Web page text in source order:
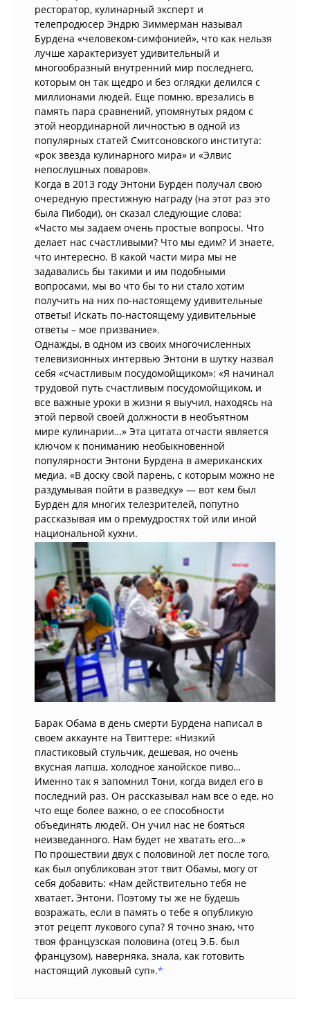
ресторатор, кулинарный эксперт и
телепродюсер Эндрю Зиммерман называл
Бурдена «человеком-симфонией», что как нельзя
лучше характеризует удивительный и
многообразный внутренний мир последнего,
которым он так щедро и без оглядки делился с
миллионами людей. Еще помню, врезались в
память пара сравнений, упомянутых рядом с
этой неординарной личностью в одной из
популярных статей Смитсоновского института:
«рок звезда кулинарного мира» и «Элвис
непослушных поваров».
Когда в 2013 году Энтони Бурден получал свою
очередную престижную награду (на этот раз это
была Пибоди), он сказал следующие слова:
«Часто мы задаем очень простые вопросы. Что
делает нас счастливыми? Что мы едим? И знаете,
что интересно. В какой части мира мы не
задавались бы такими и им подобными
вопросами, мы во что бы то ни стало хотим
получить на них по-настоящему удивительные
ответы! Искать по-настоящему удивительные
ответы – мое призвание».
Однажды, в одном из своих многочисленных
телевизионных интервью Энтони в шутку назвал
себя «счастливым посудомойщиком»: «Я начинал
трудовой путь счастливым посудомойщиком, и
все важные уроки в жизни я выучил, находясь на
этой первой своей должности в необъятном
мире кулинарии…» Эта цитата отчасти является
ключом к пониманию необыкновенной
популярности Энтони Бурдена в американских
медиа. «В доску свой парень, с которым можно не
раздумывая пойти в разведку» — вот кем был
Бурден для многих телезрителей, попутно
рассказывая им о премудростях той или иной
национальной кухни.
Барак Обама в день смерти Бурдена написал в
своем аккаунте на Твиттере: «Низкий
пластиковый стульчик, дешевая, но очень
вкусная лапша, холодное ханойское пиво…
Именно так я запомнил Тони, когда видел его в
последний раз. Он рассказывал нам все о еде, но
что еще более важно, о ее способности
объединять людей. Он учил нас не бояться
неизведанного. Нам будет не хватать его…»
По прошествии двух с половиной лет после того,
как был опубликован этот твит Обамы, могу от
себя добавить: «Нам действительно тебя не
хватает, Энтони. Поэтому ты же не будешь
возражать, если в память о тебе я опубликую
этот рецепт лукового супа? Я точно знаю, что
твоя французская половина (отец Э.Б. был
французом), наверняка, знала, как готовить
настоящий луковый суп».*